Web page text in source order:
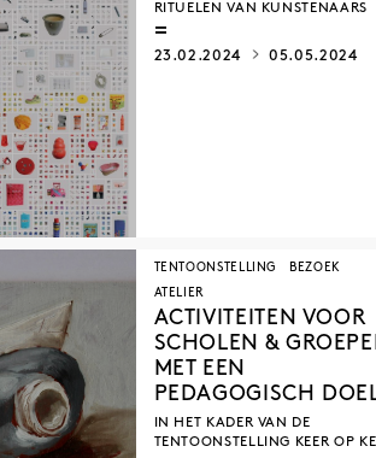
RITUELEN VAN KUNSTENAARS
23.02.2024 05.05.2024
TENTOONSTELLING
BEZOEK
ATELIER
ACTIVITEITEN VOOR
SCHOLEN &
MET EEN
PEDAGOGISCH
IN HET KADER VAN DE
TENTOONSTELLING KEER OP